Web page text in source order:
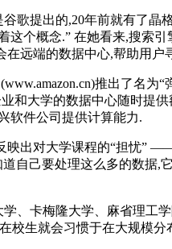
歌提出的,20年前就有了
个概念.” 在她看来,搜索
远端的数据中心,帮助用
推出了名
和大学的数据中心随时
软件公司提供计算能力.
出对大学课程的“担忧”
自己要处理这么多的数据
、卡梅隆大学、麻省理
生就会习惯于在大规模分